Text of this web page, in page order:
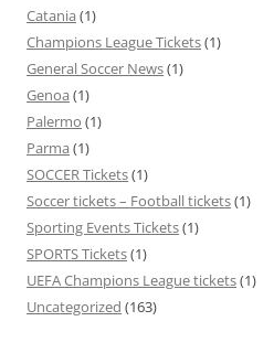
Catania (1)
Champions League Tickets(1)
General Soccer News(1)
Genoa (1)
Palermo (1)
Parma (1)
SOCCER Tickets(1)
Soccer tickets – Football tickets(1)
Sporting Events Tickets(1)
SPORTS Tickets(1)
UEFA Champions League tickets(1)
Uncategorized (163)